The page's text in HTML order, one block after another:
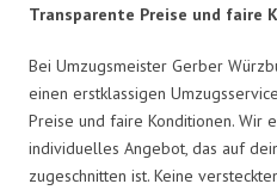
Transparente Preise und faire
Bei Umzugsmeister Gerber
einen erstklassigen
Preise und faire Konditionen. Wir
individuelles Angebot, das auf
zugeschnitten ist. Keine